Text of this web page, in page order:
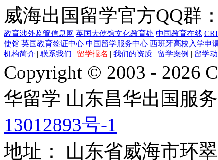
威海出国留学官方QQ群
教育涉外监管信息网 英国大使馆文化教育处 中国教育在线
使馆 英国教育签证中心 中国留学服务中心 西班牙高校入学申
机构简介 | 联系我们 | 留学报名 | 我们的资质 | 留学案例 | 留学
Copyright © 2003 - 2026
华留学 山东昌华出国服
13012893号-1
地址： 山东省威海市环